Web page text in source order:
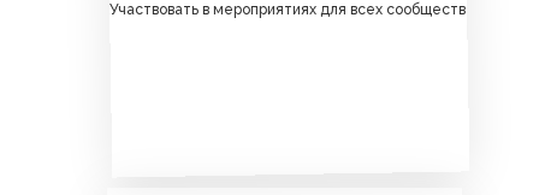
Участвовать в мероприятиях для всех сообществ